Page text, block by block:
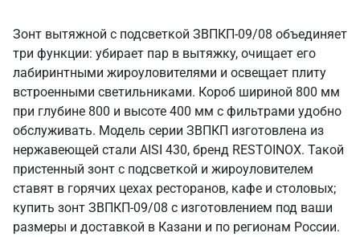
Зонт вытяжной с подсветкой ЗВПКП-09/08 объединяет
три функции: убирает пар в вытяжку, очищает его
лабиринтными жироуловителями и освещает плиту
встроенными светильниками. Короб шириной 800 мм
при глубине 800 и высоте 400 мм с фильтрами удобно
обслуживать. Модель серии ЗВПКП изготовлена из
нержавеющей стали AISI 430, бренд RESTOINOX. Такой
пристенный зонт с подсветкой и жироуловителем
ставят в горячих цехах ресторанов, кафе и столовых;
купить зонт ЗВПКП-09/08 с изготовлением под ваши
размеры и доставкой в Казани и по регионам России.